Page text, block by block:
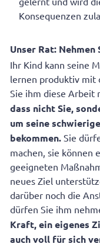
Konsequenzen
Unser Rat:
Ihr Kind kann seine
lernen produktiv mit
Sie ihm diese Arbeit
dass nicht Sie,
um seine
bekommen. Sie
machen, sie können
geeigneten
neues Ziel
darüber noch die
dürfen Sie ihm
Kraft, ein eigenes
auch voll für sich